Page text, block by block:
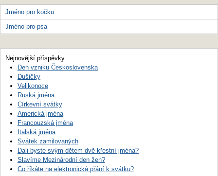
Jméno pro kočku
Jméno pro psa
Nejnovější příspěvky
Den vzniku Československa
Dušičky
Velikonoce
Ruská jména
Církevní svátky
Americká jména
Francouzská jména
Italská jména
Svátek zamilovaných
Dali byste svým dětem dvě křestní jména?
Slavíme Mezinárodní den žen?
Co říkáte na elektronická přání k svátku?